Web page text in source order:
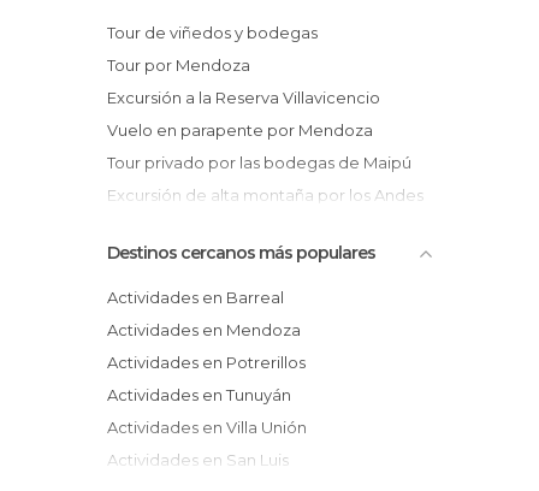
Tour de viñedos y bodegas
Tour por Mendoza
Excursión a la Reserva Villavicencio
Vuelo en parapente por Mendoza
Tour privado por las bodegas de Maipú
Excursión de alta montaña por los Andes
Tour privado por las bodegas del valle de
Uco
Excursión de pesca por la provincia de
Mendoza
Tour privado por las bodegas de Luján de
Cuyo
Visita a la Casa del Escultor Roberto
Destinos cercanos más populares
Actividades en Barreal
Actividades en Mendoza
Actividades en Potrerillos
Actividades en Tunuyán
Actividades en Villa Unión
Actividades en San Luis